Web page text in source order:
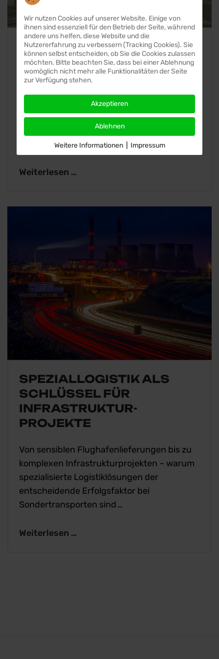
TRANSPORTE MIT
VERANTWORTUNG STATT
RISIKO
Unterbrochene Lieferketten, geopolitische
Unsicherheiten, Rohstoffmangel: Warum
jetzt nicht der billigste, sondern der beste
Partner zählt...
Weiterlesen …
SPEZIALLOGISTIK ALS
SCHLÜSSEL FÜR
INFRASTRUKTUR­
PROJEKTE
Von sensiblen Flughafenlieferungen bis zu
komplexen Infrastrukturprojekten – warum
spezialisierte Logistiklösungen der
entscheidende Erfolgsfaktor bei
Sondertransporten sind …
Weiterlesen …
Wir nutzen Cookies auf unserer Website. Einige von
ihnen sind essenziell für den Betrieb der Seite, während
andere uns helfen, diese Website und die
Nutzererfahrung zu verbessern (Tracking Cookies). Sie
können selbst entscheiden, ob Sie die Cookies zulassen
möchten. Bitte beachten Sie, dass bei einer Ablehnung
womöglich nicht mehr alle Funktionalitäten der Seite
zur Verfügung stehen.
Akzeptieren
Ablehnen
Weitere Informationen Impressum